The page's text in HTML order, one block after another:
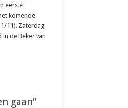
eerste
komende
11). Zaterdag
in de Beker van
gaan”